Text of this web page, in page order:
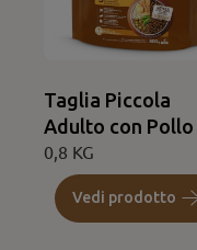
Taglia Piccola
Adulto con Pollo
0,8 KG